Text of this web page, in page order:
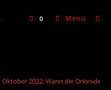
0 Menü
2022: Wann die Orioniden